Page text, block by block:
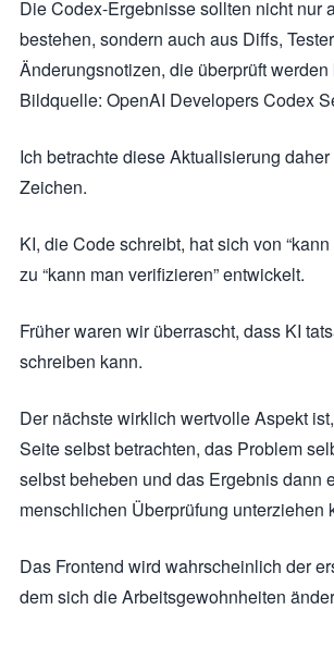
Die Codex-Ergebnisse sollten nicht nur
bestehen, sondern auch aus Diffs,
Änderungsnotizen, die überprüft werden
Bildquelle: OpenAI Developers Codex
Ich betrachte diese Aktualisierung
Zeichen.
KI, die Code schreibt, hat sich von
zu “kann man verifizieren” entwickelt.
Früher waren wir überrascht, dass KI
schreiben kann.
Der nächste wirklich wertvolle Aspekt
Seite selbst betrachten, das Problem
selbst beheben und das Ergebnis dann
menschlichen Überprüfung unterziehen
Das Frontend wird wahrscheinlich der
dem sich die Arbeitsgewohnheiten